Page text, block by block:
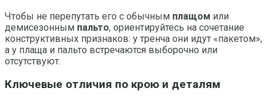
Чтобы не перепутать его с обычным плащом или
демисезонным пальто, ориентируйтесь на сочетание
конструктивных признаков: у тренча они идут «пакетом»,
а у плаща и пальто встречаются выборочно или
отсутствуют.
Ключевые отличия по крою и деталям